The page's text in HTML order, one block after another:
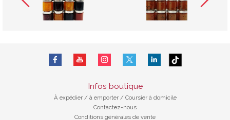
Infos boutique
À expédier / à emporter / Coursier à domicile
Contactez-nous
Conditions générales de vente